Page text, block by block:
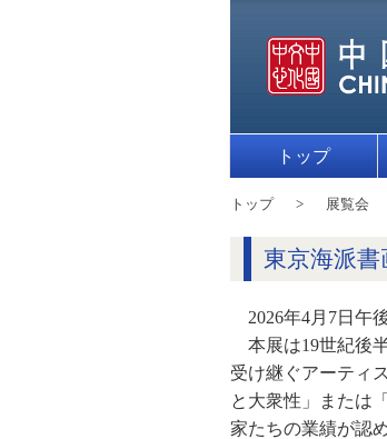
トップ
トップ 展覧会
東京海派
2026年4月7日午
本展は19世紀後
受け継ぐアーティ
と大衆性」または
家たちの業績が認